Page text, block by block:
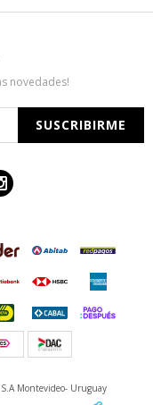
novedades!
SUSCRIBIRME
Montevideo- Uruguay